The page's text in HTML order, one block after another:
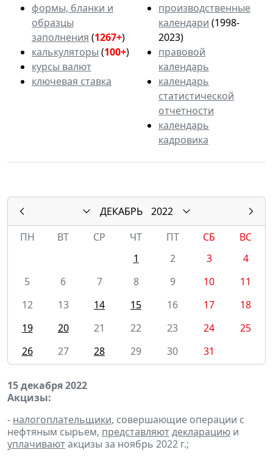
формы, бланки и
образцы
заполнения (1267+)
калькуляторы (100+)
курсы валют
ключевая ставка
производственные
календари (1998-
2023)
правовой
календарь
календарь
статистической
отчетности
календарь
кадровика
ДЕКАБРЬ
2022
ПН
ВТ СР ЧТ ПТ СБ
ВС
1
2 3
4
5
6 7 8 9 10
11
12
13 14 15 16 17
18
19
20 21 22 23 24
25
26
27 28 29 30 31
15 декабря 2022
Акцизы:
- налогоплательщики, совершающие операции с
нефтяным сырьем, представляютдекларацию и
уплачиваютакцизы за ноябрь 2022 г.;